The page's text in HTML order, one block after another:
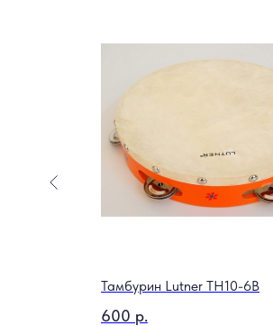
Тамбурин Lutner TH10-6B
600 р.